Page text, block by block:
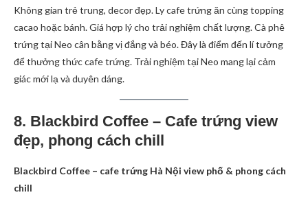
Không gian trẻ trung, decor đẹp. Ly cafe trứng ăn cùng topping
cacao hoặc bánh. Giá hợp lý cho trải nghiệm chất lượng. Cà phê
trứng tại Neo cân bằng vị đắng và béo. Đây là điểm đến lí tưởng
để thưởng thức cafe trứng. Trải nghiệm tại Neo mang lại cảm
giác mới lạ và duyên dáng.
8. Blackbird Coffee – Cafe trứng view
đẹp, phong cách chill
Blackbird Coffee – cafe trứng Hà Nội view phố & phong cách
chill